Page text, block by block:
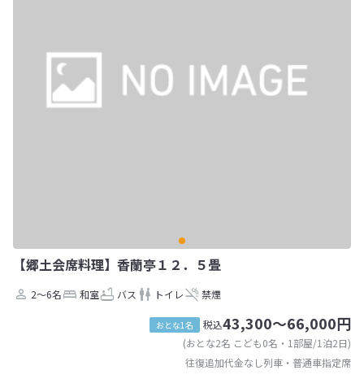
【郷土会席料理】香蘭亭１２．５畳
2～6名 和室 バス トイレ 禁煙
おとな1名 税込43,300～66,000円
(おとな2名 こども0名・1部屋/1泊2日)
往復追加代金なし列車・普通車指定席